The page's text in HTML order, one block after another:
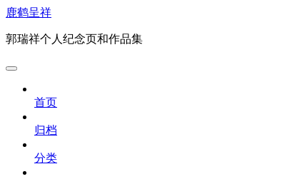
鹿鹤呈祥
郭瑞祥个人纪念页和作品集
首页
归档
分类